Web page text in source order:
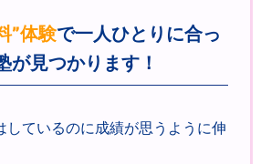
”体験で一人ひとりに合っ
が見つかります！
しているのに成績が思うように伸